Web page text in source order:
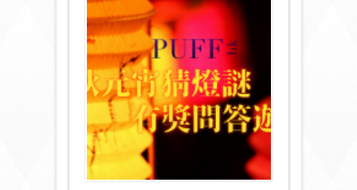
獎
遊
戲
嬴
禮
物
～
中
秋
燈
謎
送
Coupon〉
中